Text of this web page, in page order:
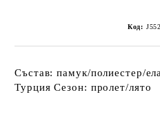
Код:
Състав: памук/полиестер/
Турция Сезон: пролет/лято